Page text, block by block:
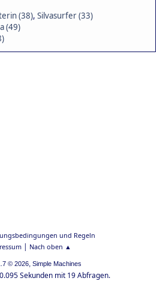
(38), Silvasurfer (33)
(49)
und Regeln
| Nach oben ▲
© 2026, Simple Machines
Sekunden mit 19 Abfragen.